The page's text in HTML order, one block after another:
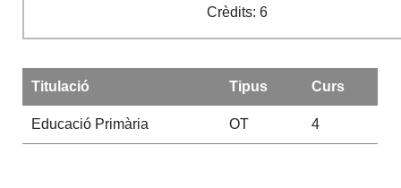
Crèdits: 6
Titulació Tipus Curs
Educació Primària OT 4